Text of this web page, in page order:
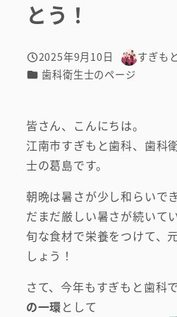
とう！
投稿日
2025年9月10日
著
者
すぎも
カテゴリー
歯科衛生士のページ
皆さん、こんにちは。
江南市すぎもと歯科、歯科
士の葛島です。
朝晩は暑さが少し和らいで
だまだ厳しい暑さが続いて
旬な食材で栄養をつけて、
しょう！
さて、今年もすぎもと歯科
の一環として